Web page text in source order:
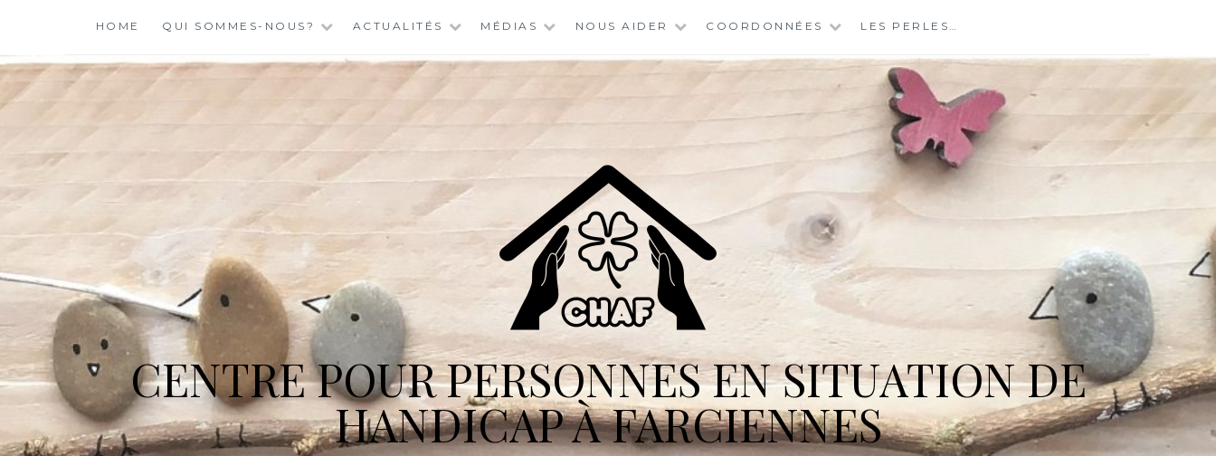
content
HOME QUI SOMMES-NOUS? ACTUALITÉS MÉDIAS NOUS AIDER COORDONNÉES LES PERLES…
CENTRE POUR PERSONNES EN SITUATION DE
HANDICAP À FARCIENNES